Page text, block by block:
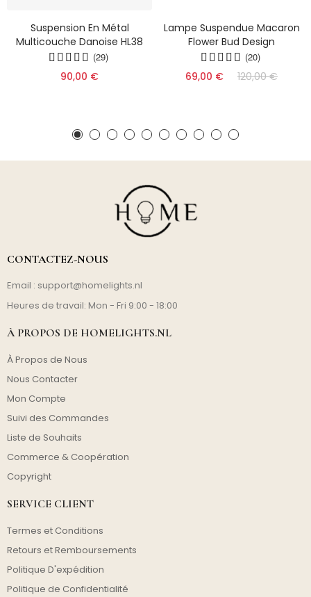
Suspension En Métal
Multicouche Danoise HL38
(29)
90,00 €
Lampe Suspendue Macaron
Flower Bud Design
(20)
69,00 € 120,00 €
CONTACTEZ-NOUS
Email : support@homelights.nl
Heures de travail: Mon - Fri 9:00 - 18:00
À PROPOS DE HOMELIGHTS.NL
À Propos de Nous
Nous Contacter
Mon Compte
Suivi des Commandes
Liste de Souhaits
Commerce & Coopération
Copyright
SERVICE CLIENT
Termes et Conditions
Retours et Remboursements
Politique D'expédition
Politique de Confidentialité